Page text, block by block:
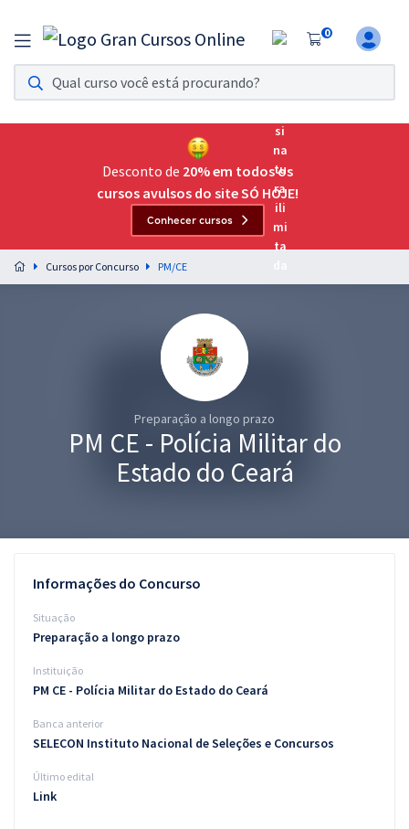
0
Assinatura Ilimitada 11
Acesso a todos os cursos. Teste grátis por 7 dias!
Assinatura OAB Até Passar
Acesso ilimitado a toda preparação para o Exame da
Preparação completa e intensiva para as principais
residências em saúde do Brasil
Conteúdo gratuito
Blog
Desconto de 20% em todos os
cursos avulsos do site SÓ HOJE!
Conhecer cursos
Cursos por Concurso PM/CE
Preparação a longo prazo
PM CE - Polícia Militar do
Estado do Ceará
Informações do Concurso
Situação
Preparação a longo prazo
Instituição
PM CE - Polícia Militar do Estado do Ceará
Banca anterior
SELECON Instituto Nacional de Seleções e Concursos
Último edital
Link